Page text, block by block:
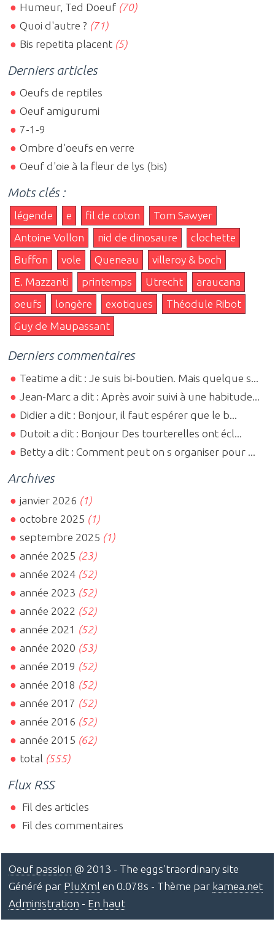
Humeur, Ted Doeuf (70)
Quoi d'autre ? (71)
Bis repetita placent (5)
Derniers articles
Oeufs de reptiles
Oeuf amigurumi
7-1-9
Ombre d'oeufs en verre
Oeuf d'oie à la fleur de lys (bis)
Mots clés :
légende e fil de coton
Tom Sawyer
Antoine Vollon
nid de dinosaure
clochette
Buffon
vole Queneau
villeroy & boch
E. Mazzanti
printemps Utrecht
araucana
oeufs
longère exotiques
Théodule Ribot
Guy de Maupassant
Derniers commentaires
Teatime a dit : Je suis bi-boutien. Mais quelque s...
Jean-Marc a dit : Après avoir suivi à une habitude...
Didier a dit : Bonjour, il faut espérer que le b...
Dutoit a dit : Bonjour Des tourterelles ont écl...
Betty a dit : Comment peut on s organiser pour ...
Archives
janvier 2026 (1)
octobre 2025 (1)
septembre 2025 (1)
année 2025 (23)
année 2024 (52)
année 2023 (52)
année 2022 (52)
année 2021 (52)
année 2020 (53)
année 2019 (52)
année 2018 (52)
année 2017 (52)
année 2016 (52)
année 2015 (62)
total (555)
Flux RSS
Fil des articles
Fil des commentaires
Oeuf passion @ 2013 - The eggs'traordinary site
Généré par PluXml en 0.078s - Thème par kamea.net
Administration - En haut